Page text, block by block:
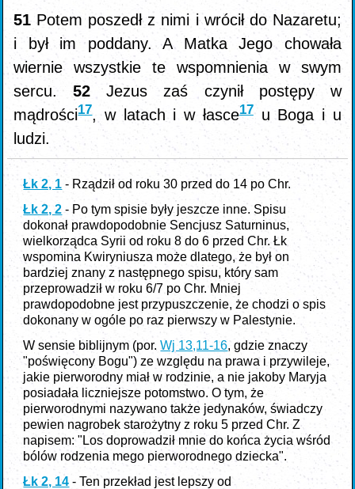
51 Potem poszedł z nimi i wrócił do Nazaretu;
i był im poddany. A Matka Jego chowała
wiernie wszystkie te wspomnienia w swym
sercu.52Jezus zaś czynił postępy w
mądrości17, w latach i w łasce17u Boga i u
ludzi.
Łk 2, 1 - Rządził od roku 30 przed do 14 po Chr.
Łk 2, 2 - Po tym spisie były jeszcze inne. Spisu
dokonał prawdopodobnie Sencjusz Saturninus,
wielkorządca Syrii od roku 8 do 6 przed Chr. Łk
wspomina Kwiryniusza może dlatego, że był on
bardziej znany z następnego spisu, który sam
przeprowadził w roku 6/7 po Chr. Mniej
prawdopodobne jest przypuszczenie, że chodzi o spis
dokonany w ogóle po raz pierwszy w Palestynie.
W sensie biblijnym (por.Wj 13,11-16, gdzie znaczy
"poświęcony Bogu") ze względu na prawa i przywileje,
jakie pierworodny miał w rodzinie, a nie jakoby Maryja
posiadała liczniejsze potomstwo. O tym, że
pierworodnymi nazywano także jedynaków, świadczy
pewien nagrobek starożytny z roku 5 przed Chr. Z
napisem: "Los doprowadził mnie do końca życia wśród
bólów rodzenia mego pierworodnego dziecka".
Łk 2, 14 - Ten przekład jest lepszy od